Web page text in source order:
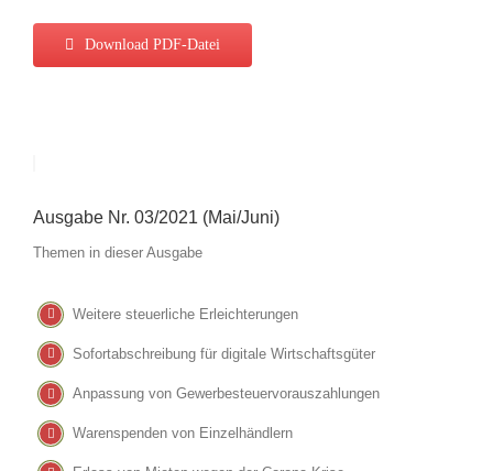
Download PDF-Datei
Ausgabe Nr. 03/2021 (Mai/Juni)
Themen in dieser Ausgabe
Weitere steuerliche Erleichterungen
Sofortabschreibung für digitale Wirtschaftsgüter
Anpassung von Gewerbesteuervorauszahlungen
Warenspenden von Einzelhändlern